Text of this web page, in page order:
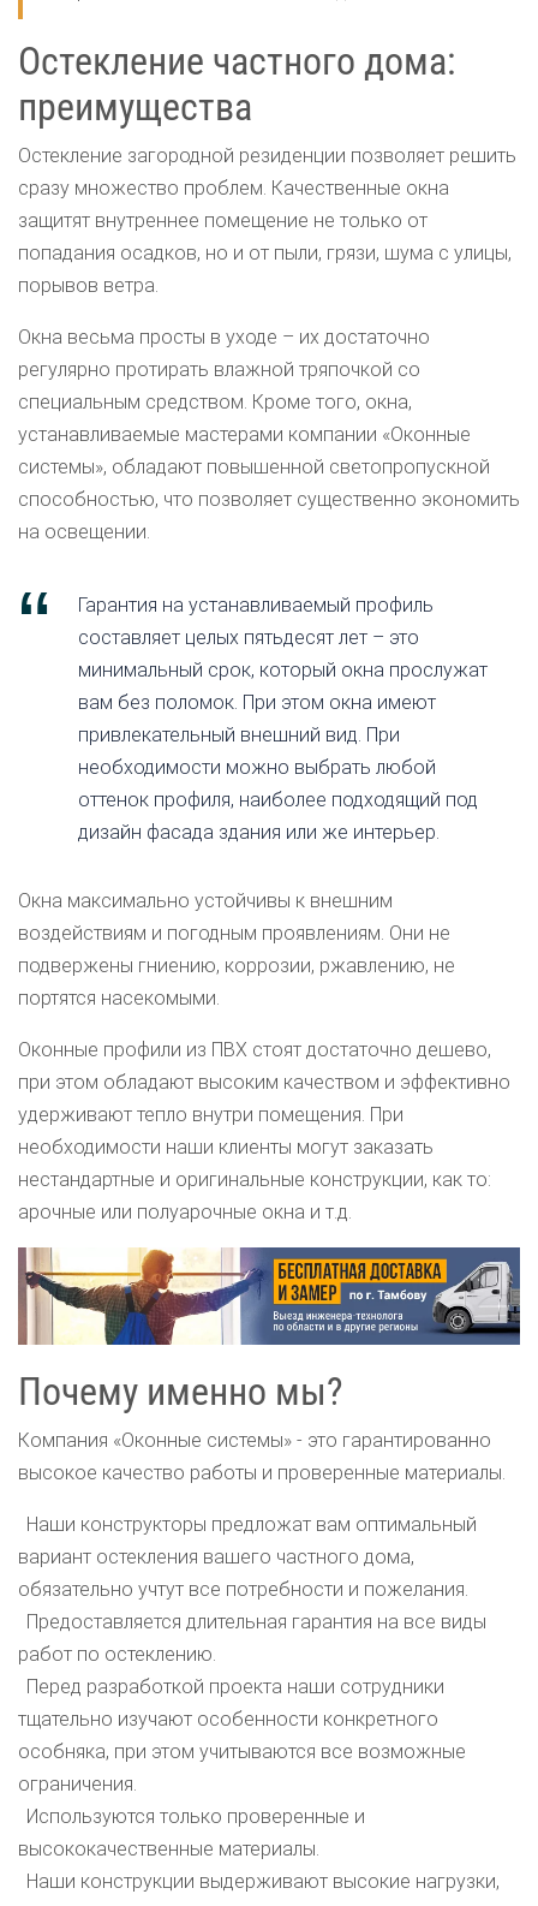
Остекление частного дома:
преимущества
Остекление загородной резиденции позволяет решить
сразу множество проблем. Качественные окна
защитят внутреннее помещение не только от
попадания осадков, но и от пыли, грязи, шума с улицы,
порывов ветра.
Окна весьма просты в уходе – их достаточно
регулярно протирать влажной тряпочкой со
специальным средством. Кроме того, окна,
устанавливаемые мастерами компании «Оконные
системы», обладают повышенной светопропускной
способностью, что позволяет существенно экономить
на освещении.
Гарантия на устанавливаемый профиль
составляет целых пятьдесят лет – это
минимальный срок, который окна прослужат
вам без поломок. При этом окна имеют
привлекательный внешний вид. При
необходимости можно выбрать любой
оттенок профиля, наиболее подходящий под
дизайн фасада здания или же интерьер.
Окна максимально устойчивы к внешним
воздействиям и погодным проявлениям. Они не
подвержены гниению, коррозии, ржавлению, не
портятся насекомыми.
Оконные профили из ПВХ стоят достаточно дешево,
при этом обладают высоким качеством и эффективно
удерживают тепло внутри помещения. При
необходимости наши клиенты могут заказать
нестандартные и оригинальные конструкции, как то:
арочные или полуарочные окна и т.д.
Почему именно мы?
Компания «Оконные системы» - это гарантированно
высокое качество работы и проверенные материалы.
Наши конструкторы предложат вам оптимальный
вариант остекления вашего частного дома,
обязательно учтут все потребности и пожелания.
Предоставляется длительная гарантия на все виды
работ по остеклению.
Перед разработкой проекта наши сотрудники
тщательно изучают особенности конкретного
особняка, при этом учитываются все возможные
ограничения.
Используются только проверенные и
высококачественные материалы.
Наши конструкции выдерживают высокие нагрузки,